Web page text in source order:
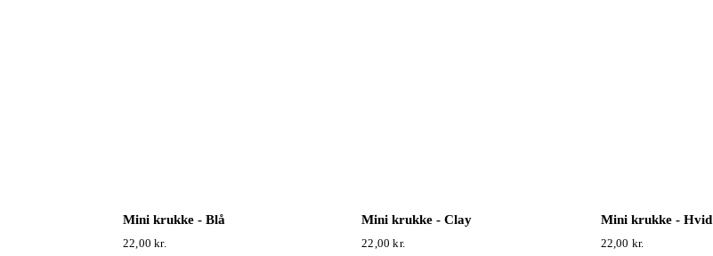
Mini krukke - Blå
22,00kr.
Mini krukke - Clay
22,00kr.
Mini krukke - Hvid
22,00 kr.